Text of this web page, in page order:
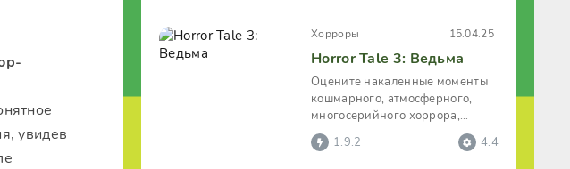
увидев
Хорроры 15.04.25
Horror Tale 3: Ведьма
Оцените накаленные моменты
кошмарного, атмосферного,
многосерийного хоррора,
примкнув к впечатляющему и
затягивающему
1.9.2 4.4